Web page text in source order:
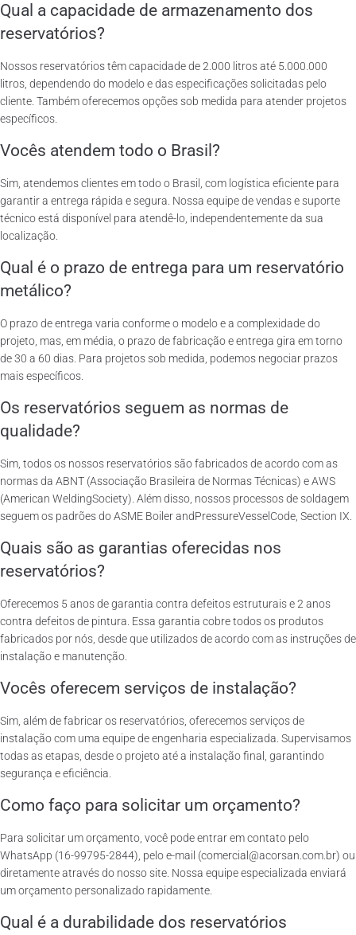
Qual a capacidade de armazenamento dos
reservatórios?
Nossos reservatórios têm capacidade de 2.000 litros até 5.000.000
litros, dependendo do modelo e das especificações solicitadas pelo
cliente. Também oferecemos opções sob medida para atender projetos
específicos.
Vocês atendem todo o Brasil?
Sim, atendemos clientes em todo o Brasil, com logística eficiente para
garantir a entrega rápida e segura. Nossa equipe de vendas e suporte
técnico está disponível para atendê-lo, independentemente da sua
localização.
Qual é o prazo de entrega para um reservatório
metálico?
O prazo de entrega varia conforme o modelo e a complexidade do
projeto, mas, em média, o prazo de fabricação e entrega gira em torno
de 30 a 60 dias. Para projetos sob medida, podemos negociar prazos
mais específicos.
Os reservatórios seguem as normas de
qualidade?
Sim, todos os nossos reservatórios são fabricados de acordo com as
normas da ABNT (Associação Brasileira de Normas Técnicas) e AWS
(American WeldingSociety). Além disso, nossos processos de soldagem
seguem os padrões do ASME Boiler andPressureVesselCode, Section IX.
Quais são as garantias oferecidas nos
reservatórios?
Oferecemos 5 anos de garantia contra defeitos estruturais e 2 anos
contra defeitos de pintura. Essa garantia cobre todos os produtos
fabricados por nós, desde que utilizados de acordo com as instruções de
instalação e manutenção.
Vocês oferecem serviços de instalação?
Sim, além de fabricar os reservatórios, oferecemos serviços de
instalação com uma equipe de engenharia especializada. Supervisamos
todas as etapas, desde o projeto até a instalação final, garantindo
segurança e eficiência.
Como faço para solicitar um orçamento?
Para solicitar um orçamento, você pode entrar em contato pelo
WhatsApp (16-99795-2844), pelo e-mail (comercial@acorsan.com.br) ou
diretamente através do nosso site. Nossa equipe especializada enviará
um orçamento personalizado rapidamente.
Qual é a durabilidade dos reservatórios